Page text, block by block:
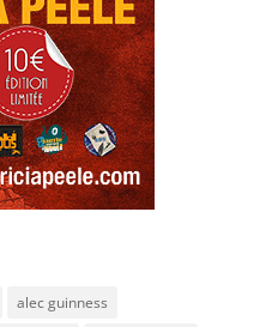
alec guinness